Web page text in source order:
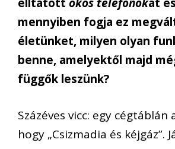
mennyiben fogja ez
életünket, milyen olyan
benne, amelyektől majd
függők leszünk?
Százéves vicc: egy cégtáblán
hogy „Csizmadia és kéjgáz”.